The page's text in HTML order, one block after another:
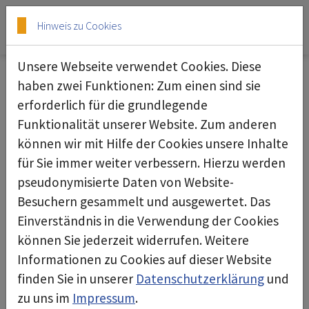
Skip to main content
Skip to page footer
Unser Service für Sie
deconta bietet Ihnen mehr als nur zuverlässige
Maschinen: Neben der Herstellung kümmern wir
uns zusätzlich um Reparaturen und Ersatzteile,
bieten Schulungen an oder übernehmen
sämtliche Wartungsarbeiten.
Unser Mietpark stellt ein ganzes Sortiment zur
temporären Nutzung bereit. Unter der Rubrik
Dokumente finden Sie eine Sammlung aller
Bedienungsanleitungen.
Hinweis zu Cookies
Unsere Webseite verwendet Cookies. Diese
haben zwei Funktionen: Zum einen sind sie
erforderlich für die grundlegende
Funktionalität unserer Website. Zum anderen
können wir mit Hilfe der Cookies unsere Inhalte
für Sie immer weiter verbessern. Hierzu werden
pseudonymisierte Daten von Website-
Besuchern gesammelt und ausgewertet. Das
Einverständnis in die Verwendung der Cookies
können Sie jederzeit widerrufen. Weitere
Informationen zu Cookies auf dieser Website
finden Sie in unserer Datenschutzerklärung und
zu uns im Impressum.